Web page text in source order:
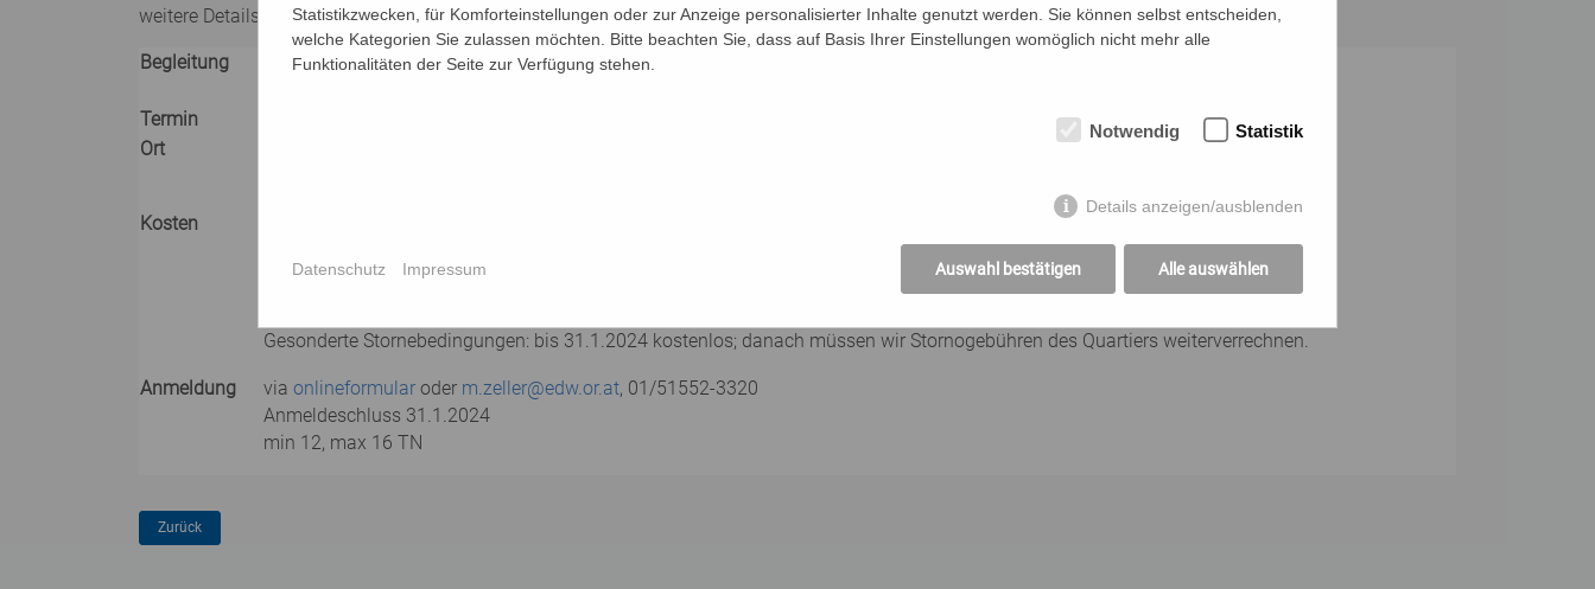
weitere Details sowie detaillierte Ausrüstungs-Empfehlung gibt es nach Anmeldeschluss
Begleitung
Walter Müller, dipl. Outdoor-Trainer, Schneeschuh-Instruktor, Wanderführer
Termin
Ort
Kosten
Gesonderte Stornebedingungen: bis 31.1.2024 kostenlos; danach müssen wir Stornogebühren des Quartiers weiterverrechnen.
Anmeldung via onlineformular oder m.zeller@edw.or.at, 01/51552-3320
Anmeldeschluss 31.1.2024
min 12, max 16 TN
Statistikzwecken, für Komforteinstellungen oder zur Anzeige personalisierter Inhalte genutzt werden. Sie können selbst entscheiden,
welche Kategorien Sie zulassen möchten. Bitte beachten Sie, dass auf Basis Ihrer Einstellungen womöglich nicht mehr alle
Funktionalitäten der Seite zur Verfügung stehen.
Notwendig Statistik
Details anzeigen/ausblenden
Auswahl bestätigen Alle auswählen
Datenschutz Impressum